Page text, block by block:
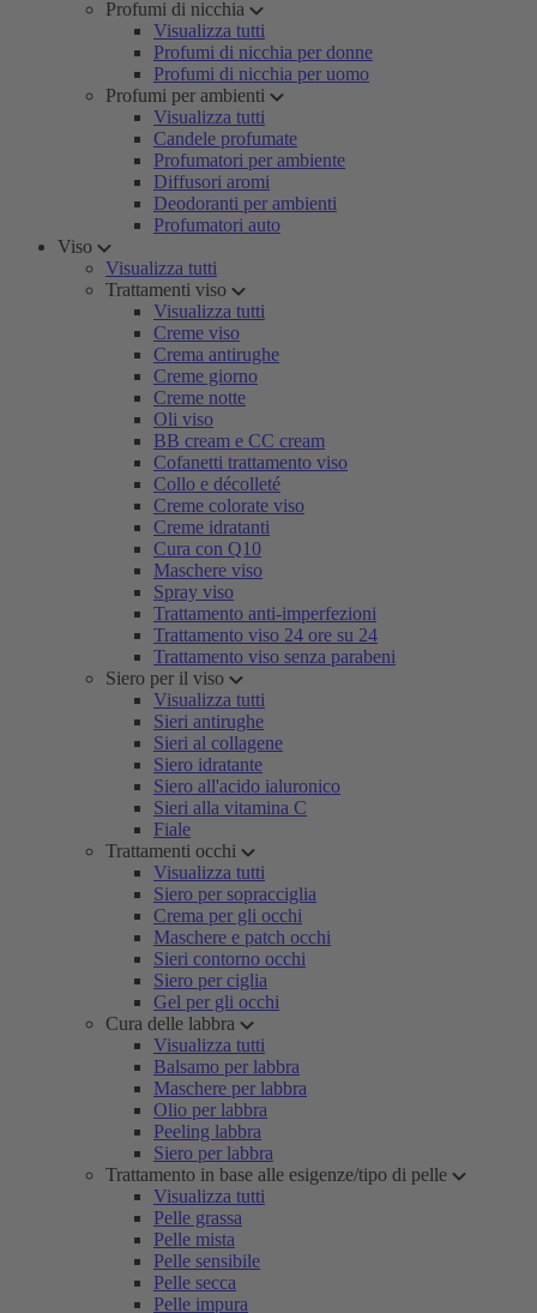
Profumi di nicchia
Visualizza tutti
Profumi di nicchia per donne
Profumi di nicchia per uomo
Profumi per ambienti
Visualizza tutti
Candele profumate
Profumatori per ambiente
Diffusori aromi
Deodoranti per ambienti
Profumatori auto
Viso
Visualizza tutti
Trattamenti viso
Visualizza tutti
Creme viso
Crema antirughe
Creme giorno
Creme notte
Oli viso
BB cream e CC cream
Cofanetti trattamento viso
Collo e décolleté
Creme colorate viso
Creme idratanti
Cura con Q10
Maschere viso
Spray viso
Trattamento anti-imperfezioni
Trattamento viso 24 ore su 24
Trattamento viso senza parabeni
Siero per il viso
Visualizza tutti
Sieri antirughe
Sieri al collagene
Siero idratante
Siero all'acido ialuronico
Sieri alla vitamina C
Fiale
Trattamenti occhi
Visualizza tutti
Siero per sopracciglia
Crema per gli occhi
Maschere e patch occhi
Sieri contorno occhi
Siero per ciglia
Gel per gli occhi
Cura delle labbra
Visualizza tutti
Balsamo per labbra
Maschere per labbra
Olio per labbra
Peeling labbra
Siero per labbra
Trattamento in base alle esigenze/tipo di pelle
Visualizza tutti
Pelle grassa
Pelle mista
Pelle sensibile
Pelle secca
Pelle impura